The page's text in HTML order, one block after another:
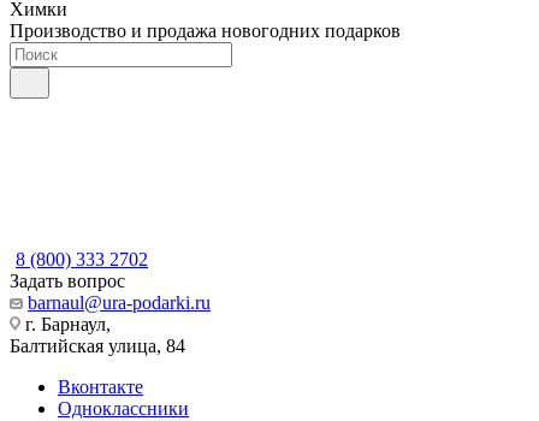
Химки
Производство и продажа новогодних подарков
8 (800) 333 2702
Задать вопрос
barnaul@ura-podarki.ru
г. Барнаул,
Балтийская улица, 84
Вконтакте
Одноклассники